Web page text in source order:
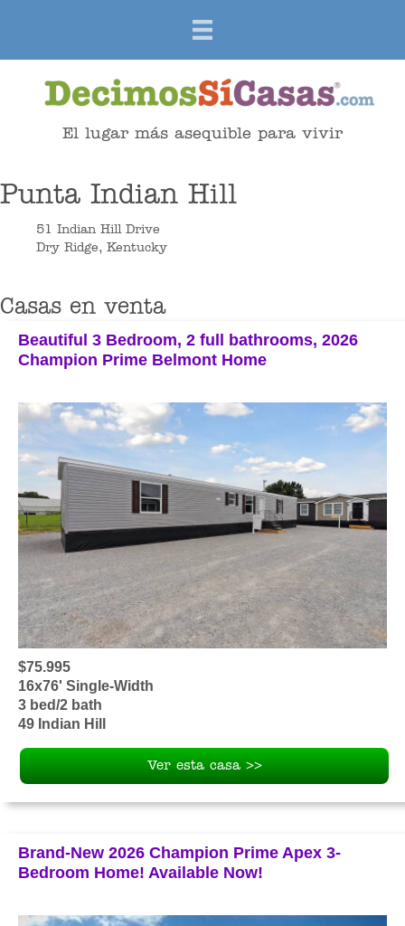
El lugar más asequible para vivir
Punta Indian Hill
51 Indian Hill Drive
Dry Ridge, Kentucky
Casas en venta
Beautiful 3 Bedroom, 2 full bathrooms, 2026
Champion Prime Belmont Home
$75.995
16x76' Single-Width
3 bed/2 bath
49 Indian Hill
Ver esta casa >>
Brand-New 2026 Champion Prime Apex 3-
Bedroom Home! Available Now!